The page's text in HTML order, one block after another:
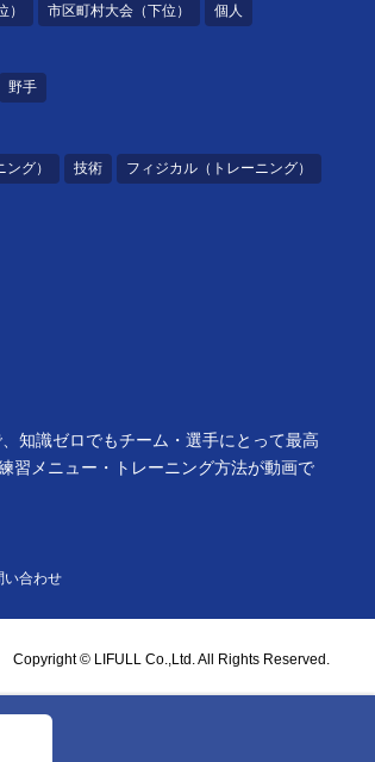
市区町村大会（下位） 個人
野手
グ） 技術 フィジカル（トレーニング）
知識ゼロでもチーム・選手にとって最高
習メニュー・トレーニング方法が動画で
い合わせ
Copyright © LIFULL Co.,Ltd. All Rights Reserved.